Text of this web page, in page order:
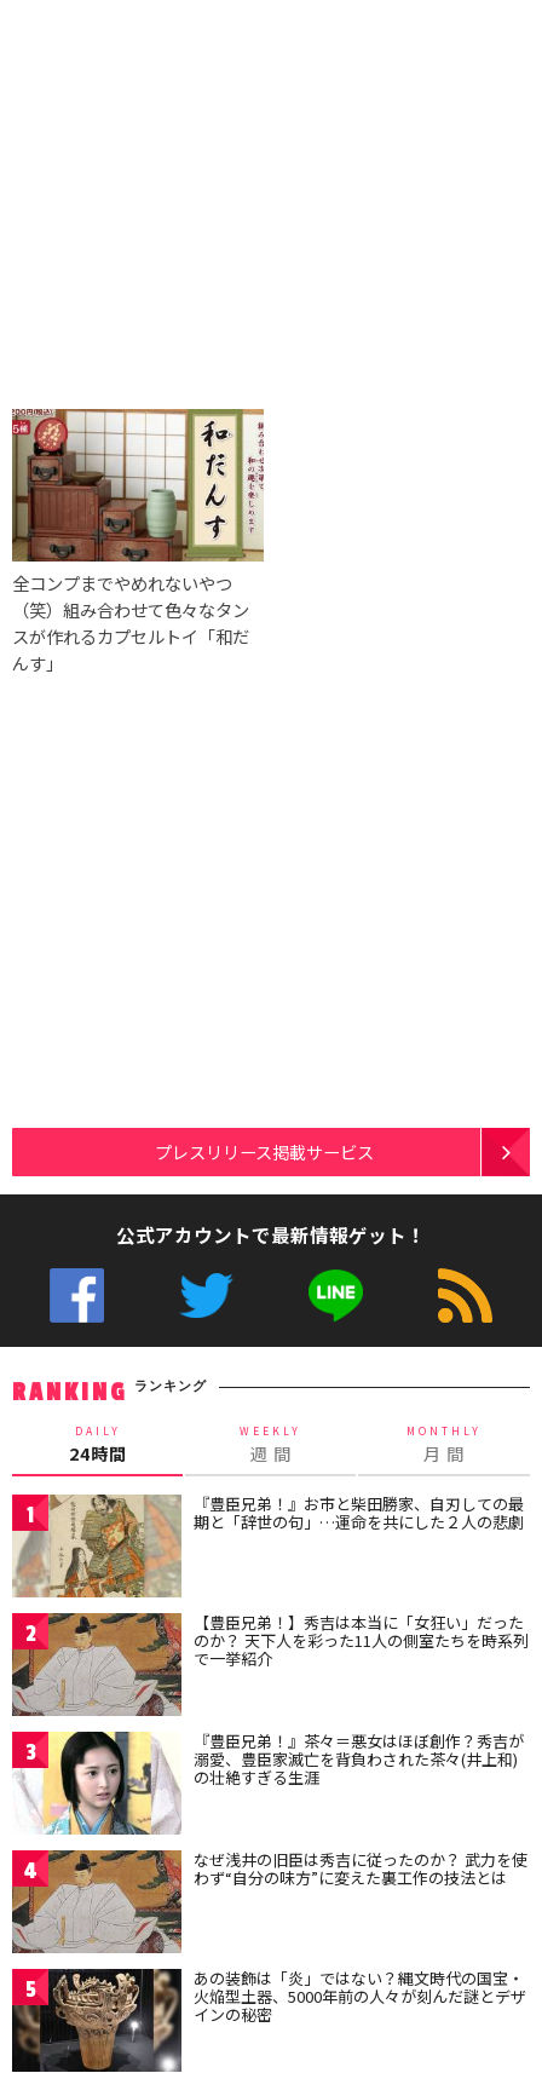
全コンプまでやめれないやつ
（笑）組み合わせて色々なタン
スが作れるカプセルトイ「和だ
んす」
プレスリリース掲載サービス
公式アカウントで最新情報ゲット！
RANKING ランキング
DAILY
24時間
WEEKLY
週 間
MONTHLY
月 間
1 『豊臣兄弟！』お市と柴田勝家、自刃しての最
期と「辞世の句」…運命を共にした２人の悲劇
2 【豊臣兄弟！】秀吉は本当に「女狂い」だった
のか？ 天下人を彩った11人の側室たちを時系列
で一挙紹介
3 『豊臣兄弟！』茶々＝悪女はほぼ創作？秀吉が
溺愛、豊臣家滅亡を背負わされた茶々(井上和)
の壮絶すぎる生涯
4 なぜ浅井の旧臣は秀吉に従ったのか？ 武力を使
わず“自分の味方”に変えた裏工作の技法とは
5 あの装飾は「炎」ではない？縄文時代の国宝・
火焔型土器、5000年前の人々が刻んだ謎とデザ
インの秘密